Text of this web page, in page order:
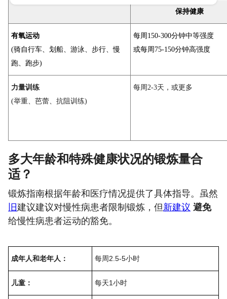
保持健康
有氧运动
(骑自行车、划船、游泳、步行、慢
跑、跑步)
每周150-300分钟中等强度
或每周75-150分钟高强度
力量训练
(举重、芭蕾、抗阻训练)
每周2-3天，或更多
多大年龄和特殊健康状况的锻炼量合
适？
锻炼指南根据年龄和医疗情况提供了具体指导。虽然
旧建议建议对慢性病患者限制锻炼，但新建议 避免
给慢性病患者运动的豁免。
成年人和老年人： 每周2.5-5小时
儿童： 每天1小时